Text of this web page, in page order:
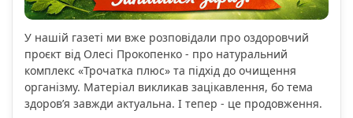
У нашій газеті ми вже розповідали про оздоровчий
проєкт від Олесі Прокопенко - про натуральний
комплекс «Трочатка плюс» та підхід до очищення
організму. Матеріал викликав зацікавлення, бо тема
здоров’я завжди актуальна. І тепер - це продовження.